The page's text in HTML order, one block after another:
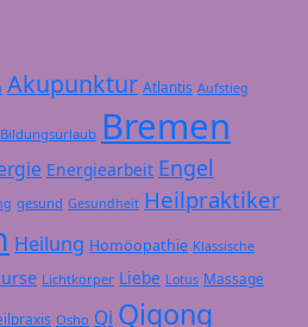
Akupunktur Atlantis Aufstieg
Bildungsurlaub Bremen
Energiearbeit Engel
gesund Gesundheit Heilpraktiker
Heilung Homöopathie Klassische
Lichtkörper Liebe Lotus Massage
Osho Qi Qigong